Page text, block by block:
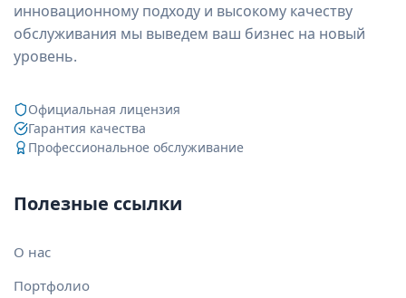
инновационному подходу и высокому качеству
обслуживания мы выведем ваш бизнес на новый
уровень.
Официальная лицензия
Гарантия качества
Профессиональное обслуживание
Полезные ссылки
О нас
Портфолио